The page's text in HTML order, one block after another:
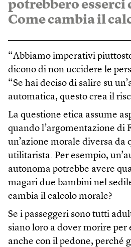
potrebbero esserci
Come cambia il
“Abbiamo imperativi
dicono di non uccidere le
“Se hai deciso di salire su
automatica, questo crea il
La questione etica assume
quando l’argomentazione di
un’azione morale diversa da
utilitarista. Per esempio,
autonoma potrebbe avere
magari due bambini nel
cambia il calcolo morale?
Se i passeggeri sono tutti
siano loro a dover morire per
anche con il pedone, perché